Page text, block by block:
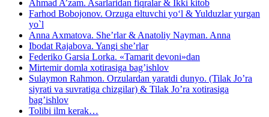
Ahmad A’zam. Asarlaridan fiqralar & Ikki kitob
Farhod Bobojonov. Orzuga eltuvchi yo‘l & Yulduzlar yurgan
yo`l
Anna Axmatova. She’rlar & Anatoliy Nayman. Anna
Ibodat Rajabova. Yangi she’rlar
Federiko Garsia Lorka. «Tamarit devoni»dan
Mirtemir domla xotirasiga bag’ishlov
Sulaymon Rahmon. Orzulardan yaratdi dunyo. (Tilak Jo’ra
siyrati va suvratiga chizgilar) & Tilak Jo’ra xotirasiga
bag’ishlov
Tolibi ilm kerak…